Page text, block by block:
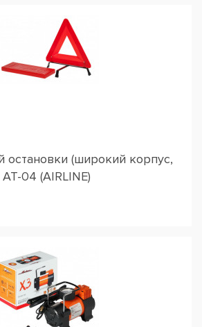
остановки (широкий корпус,
04 (AIRLINE)